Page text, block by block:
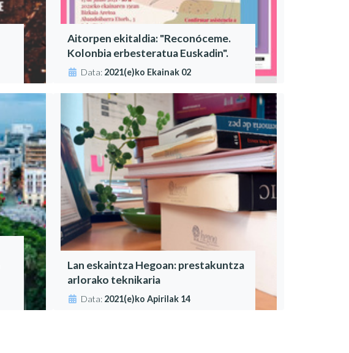
Aitorpen ekitaldia: "Reconóceme.
Kolonbia erbesteratua Euskadin".
Data: 2021(e)ko Ekainak 02
Lan eskaintza Hegoan: prestakuntza
arlorako teknikaria
Data: 2021(e)ko Apirilak 14